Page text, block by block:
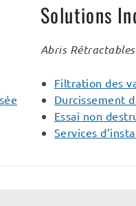
Solutions
Abris Rétractables
Filtration des
Durcissement
Essai non
Services